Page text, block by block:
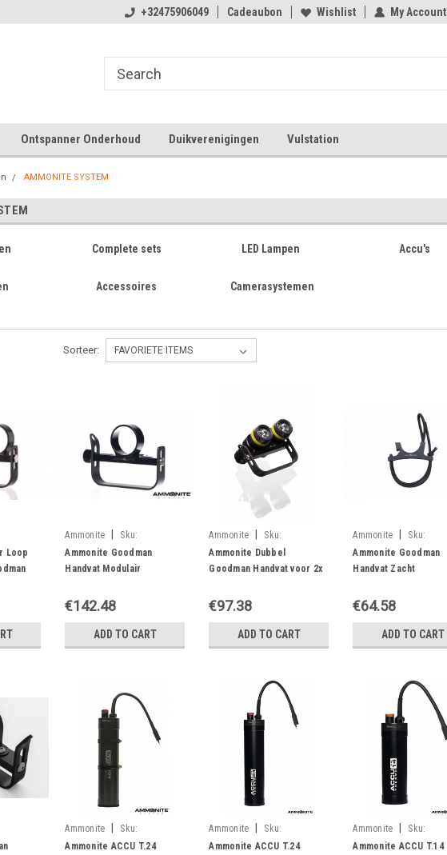
Welkom bij Tecline.be Vergeet de kortingscode niet!
+32475906049 Cadeaubon Wishlist My Account
Ontspanner Onderhoud Duikverenigingen Vulstation
AMMONITE SYSTEM
Complete sets LED Lampen Accu's
Accessoires Camerasystemen
Sorteer:
Loop
Ammonite
Sku:
05900316920359
Ammonite Goodman
Handvat Modulair
€142.48
ADD TO CART
Ammonite
Sku:
05900316920342
Ammonite Dubbel
Goodman Handvat voor 2x
€97.38
ADD TO CART
Ammonite
Sku:
05900316920335
Ammonite Goodman
Handvat Zacht
€64.58
ADD TO CART
Ammonite
Sku:
05900316920182
Ammonite ACCU T.24
Ammonite
Sku:
05900316920175
Ammonite ACCU T.24
Ammonite
Sku:
05900316920168
Ammonite ACCU T.14